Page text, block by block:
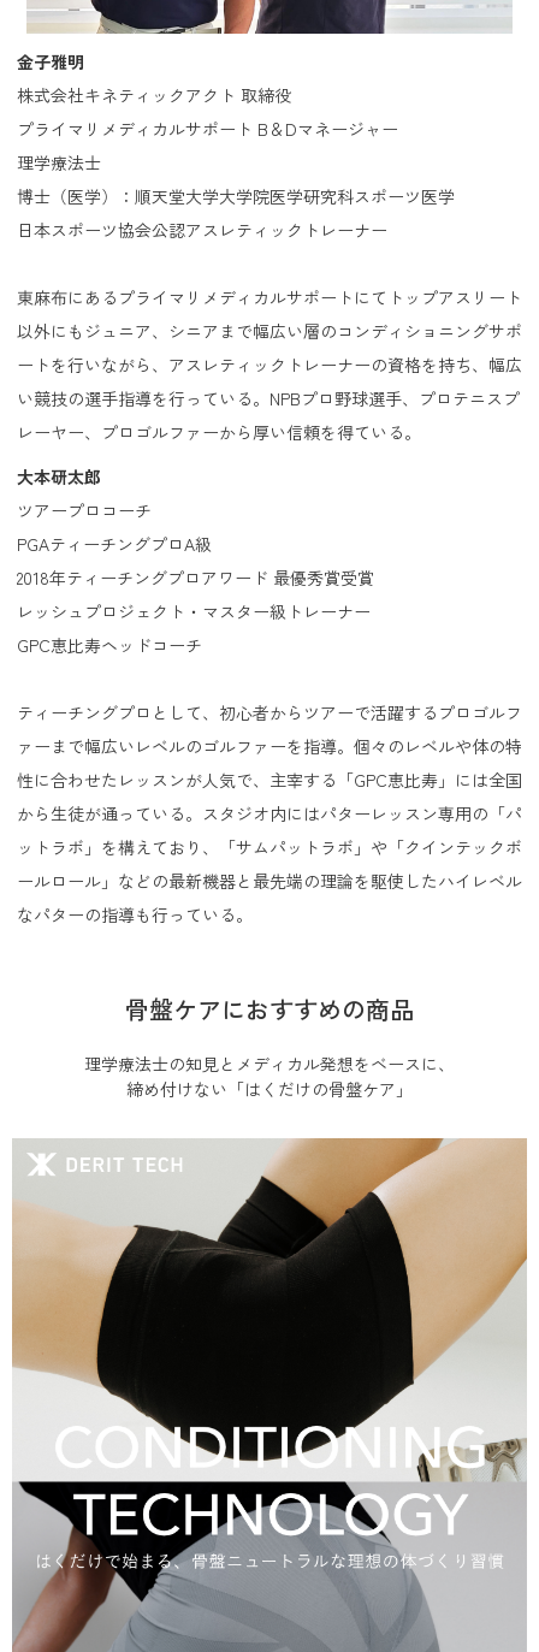
金子雅明
株式会社キネティックアクト 取締役
プライマリメディカルサポート B＆Dマネージャー
理学療法士
博士（医学）：順天堂大学大学院医学研究科スポーツ医学
日本スポーツ協会公認アスレティックトレーナー
東麻布にあるプライマリメディカルサポートにてトップアスリート
以外にもジュニア、シニアまで幅広い層のコンディショニングサポ
ートを行いながら、アスレティックトレーナーの資格を持ち、幅広
い競技の選手指導を行っている。NPBプロ野球選手、プロテニスプ
レーヤー、プロゴルファーから厚い信頼を得ている。
大本研太郎
ツアープロコーチ
PGAティーチングプロA級
2018年ティーチングプロアワード 最優秀賞受賞
レッシュプロジェクト・マスター級トレーナー
GPC恵比寿ヘッドコーチ
ティーチングプロとして、初心者からツアーで活躍するプロゴルフ
ァーまで幅広いレベルのゴルファーを指導。個々のレベルや体の特
性に合わせたレッスンが人気で、主宰する「GPC恵比寿」には全国
から生徒が通っている。スタジオ内にはパターレッスン専用の「パ
ットラボ」を構えており、「サムパットラボ」や「クインテックボ
ールロール」などの最新機器と最先端の理論を駆使したハイレベル
なパターの指導も行っている。
骨盤ケアにおすすめの商品
理学療法士の知見とメディカル発想をベースに、
締め付けない「はくだけの骨盤ケア」